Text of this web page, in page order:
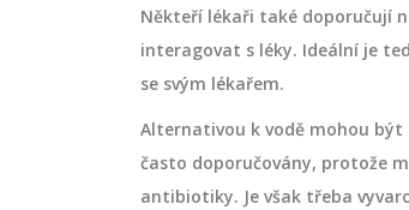
Někteří lékaři také doporučují
interagovat s léky. Ideální je
se svým lékařem.
Alternativou k vodě mohou být
často doporučovány, protože
antibiotiky. Je však třeba